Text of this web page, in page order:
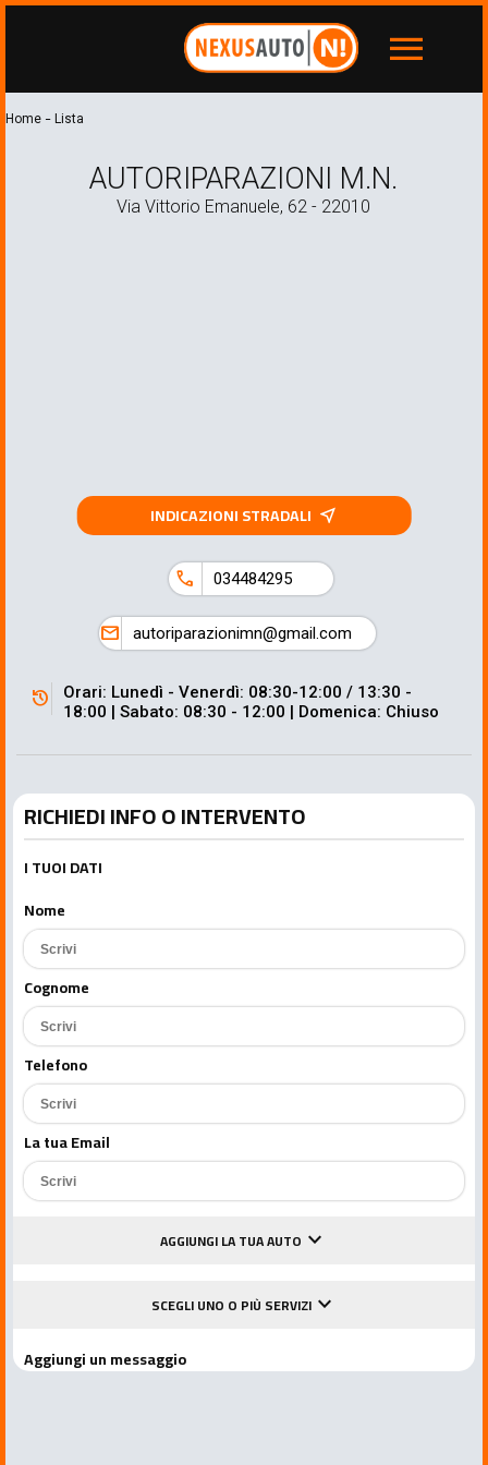
menu
Home - Lista
AUTORIPARAZIONI M.N.
Via Vittorio Emanuele, 62 - 22010
INDICAZIONI STRADALI near_me
call 034484295
mail autoriparazionimn@gmail.com
history
Orari: Lunedì - Venerdì: 08:30-12:00 / 13:30 -
18:00 | Sabato: 08:30 - 12:00 | Domenica: Chiuso
RICHIEDI INFO O INTERVENTO
I TUOI DATI
Nome
Cognome
Telefono
La tua Email
AGGIUNGI LA TUA AUTO keyboard_arrow_down
SCEGLI UNO O PIÙ SERVIZIkeyboard_arrow_down
Aggiungi un messaggio